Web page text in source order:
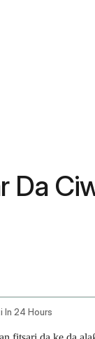
Da
In 24 Hours